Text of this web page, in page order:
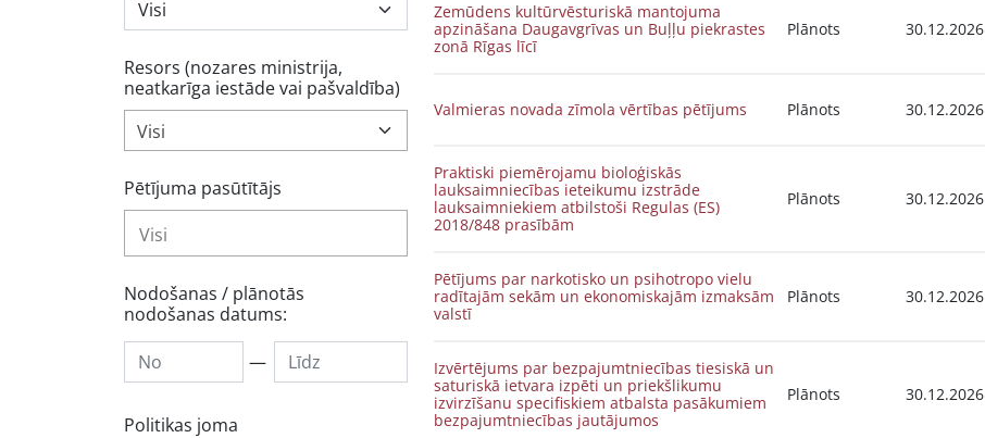
Resors (nozares ministrija,
neatkarīga iestāde vai pašvaldība)
Visi
Pētījuma pasūtītājs
Nodošanas / plānotās
nodošanas datums:
—
Politikas joma
Zemūdens kultūrvēsturiskā mantojuma
apzināšana Daugavgrīvas un Buļļu piekrastes
zonā Rīgas līcī
Plānots 30.12.2026
Valmieras novada zīmola vērtības pētījums Plānots 30.12.2026
Praktiski piemērojamu bioloģiskās
lauksaimniecības ieteikumu izstrāde
lauksaimniekiem atbilstoši Regulas (ES)
2018/848 prasībām
Plānots 30.12.2026
Pētījums par narkotisko un psihotropo vielu
radītajām sekām un ekonomiskajām izmaksām
valstī
Plānots 30.12.2026
Izvērtējums par bezpajumtniecības tiesiskā un
saturiskā ietvara izpēti un priekšlikumu
izvirzīšanu specifiskiem atbalsta pasākumiem
bezpajumtniecības jautājumos
Plānots 30.12.2026